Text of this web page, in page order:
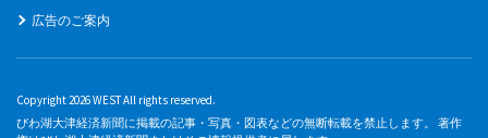
広告のご案内
Copyright 2026 WEST All rights reserved.
びわ湖大津経済新聞に掲載の記事・写真・図表などの無断転載を禁止します。 著作